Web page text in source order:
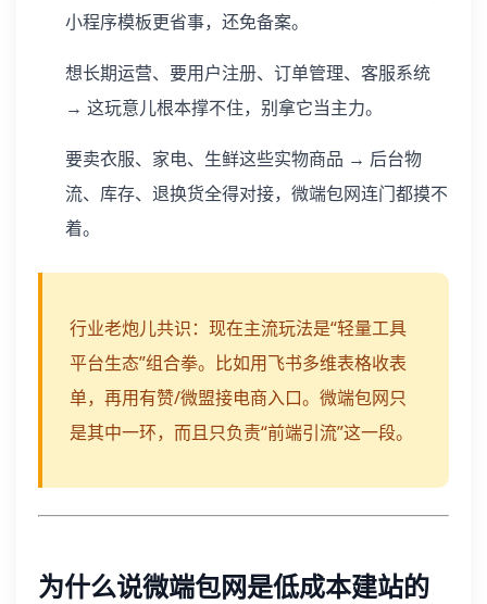
小程序模板更省事，还免备案。
想长期运营、要用户注册、订单管理、客服系统
→ 这玩意儿根本撑不住，别拿它当主力。
要卖衣服、家电、生鲜这些实物商品 → 后台物
流、库存、退换货全得对接，微端包网连门都摸不
着。
行业老炮儿共识：现在主流玩法是“轻量工具
平台生态”组合拳。比如用飞书多维表格收表
单，再用有赞/微盟接电商入口。微端包网只
是其中一环，而且只负责“前端引流”这一段。
为什么说微端包网是低成本建站的